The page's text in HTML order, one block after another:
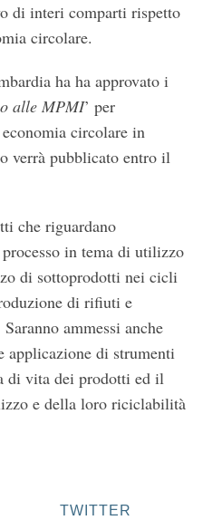
di interi comparti rispetto
circolare.
ha ha approvato i
alle MPMI’ per
circolare in
verrà pubblicato entro il
che riguardano
in tema di utilizzo
di sottoprodotti nei cicli
di rifiuti e
ammessi anche
applicazione di strumenti
di vita dei prodotti ed il
e della loro riciclabilità
TWITTER